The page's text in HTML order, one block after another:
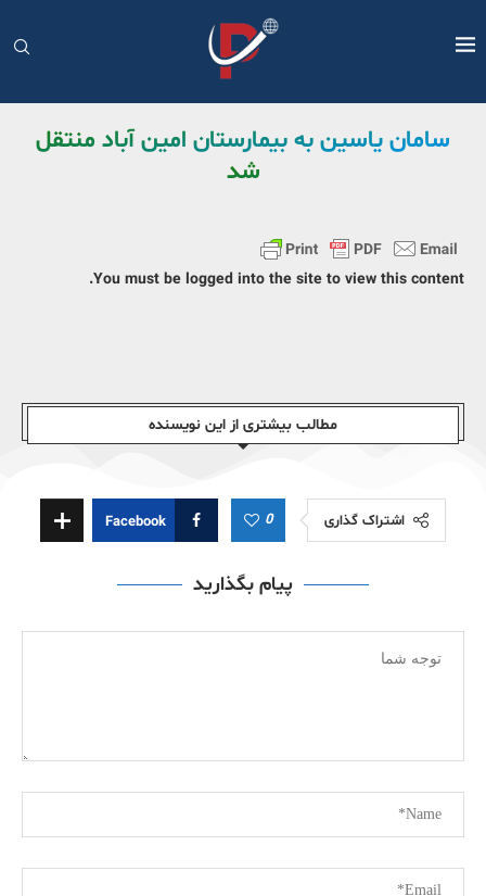
سامان یاسین به بیمارستان امین آباد منتقل
شد
You must be logged into the site to view this content.
مطالب بیشتری از این نویسندە
اشتراک گذاری 0
Facebook
پیام بگذارید